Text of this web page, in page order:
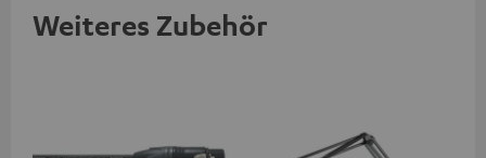
Weiteres Zubehör